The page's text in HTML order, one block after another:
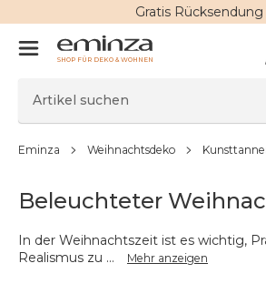
Gratis Rücksendung
SHOP FÜR DEKO & WOHNEN
Eminza Weihnachtsdeko
Beleuchteter
In der Weihnachtszeit ist es wichtig,
Realismus zu ... Mehr anzeigen